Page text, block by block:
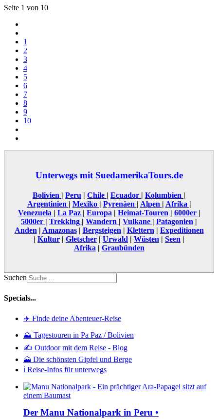
Seite 1 von 10
1
2
3
4
5
6
7
8
9
10
Unterwegs mit SuedamerikaTours.de
Bolivien | Peru | Chile | Ecuador | Kolumbien |
Argentinien | Mexiko | Pyrenäen | Alpen | Afrika |
Venezuela | La Paz | Europa | Heimat-Touren | 6000er |
5000er | Trekking | Wandern | Vulkane | Patagonien |
Anden | Amazonas| Bergsteigen | Klettern | Expeditionen
| Kultur | Gletscher | Urwald | Wüsten | Seen |
Afrika | Graubünden
Suchen
Specials...
✈️ Finde deine Abenteuer-Reise
⛰️ Tagestouren in Pa Paz / Bolivien
✍️ Outdoor mit dem Reise - Blog
🗻 Die schönsten Gipfel und Berge
ℹ️ Reise-Infos für unterwegs
Der Manu Nationalpark in Peru •